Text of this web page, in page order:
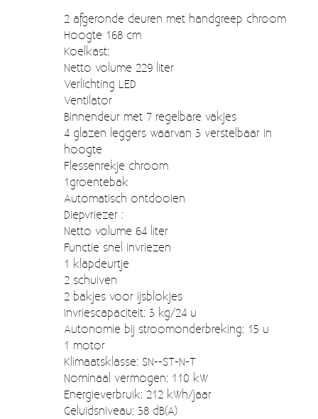
Moccamaster (De beste kop koffie sinds 1968)
Vintage
EINDE REEKSEN
2 afgeronde deuren met handgreep chroom
Hoogte 168 cm
Koelkast:
Netto volume 229 liter
Verlichting LED
Ventilator
Binnendeur met 7 regelbare vakjes
4 glazen leggers waarvan 3 verstelbaar in
hoogte
Flessenrekje chroom
1groentebak
Automatisch ontdooien
Diepvriezer :
Netto volume 64 liter
Functie snel invriezen
1 klapdeurtje
2 schuiven
2 bakjes voor ijsblokjes
Invriescapaciteit: 3 kg/24 u
Autonomie bij stroomonderbreking: 15 u
1 motor
Klimaatsklasse: SN--ST-N-T
Nominaal vermogen: 110 kW
Energieverbruik: 212 kWh/jaar
Geluidsniveau: 38 dB(A)